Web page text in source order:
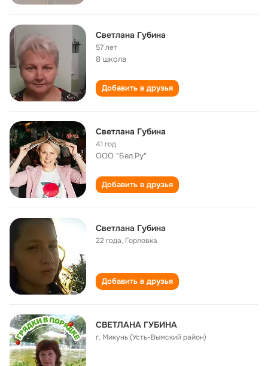
Светлана Губина
57 лет
8 школа
Добавить в друзья
Светлана Губина
41 год
ООО "Бел.Ру"
Добавить в друзья
Светлана Губина
22 года, Горловка
Добавить в друзья
СВЕТЛАНА ГУБИНА
г. Микунь (Усть-Вымский район)